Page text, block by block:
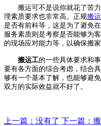
搬运可不是说你就花了苦
理素质要求也非常高。正规搬
是否有前科等，这是为了避免
服务素质则是考察是否能够为
的现场应对能力等，以确保搬家
搬运工的一些具体要求和
要有各方面的综合考虑，结合
够有一个基本了解，也能够避
双方的实际效益就不好了。
上一篇：没有了 下一篇：